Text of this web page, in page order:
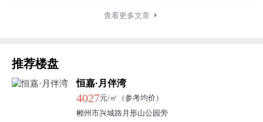
查看更多文章
推荐楼盘
恒嘉·月伴湾
4027元/㎡（参考均价）
郴州市兴城路月形山公园旁